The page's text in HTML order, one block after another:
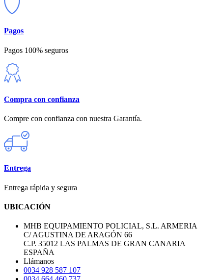
Pagos
Pagos 100% seguros
Compra con confianza
Compre con confianza con nuestra Garantía.
Entrega
Entrega rápida y segura
UBICACIÓN
MHB EQUIPAMIENTO POLICIAL, S.L. ARMERIA
C/ AGUSTINA DE ARAGÓN 66
C.P. 35012 LAS PALMAS DE GRAN CANARIA
ESPAÑA
Llámanos
0034 928 587 107